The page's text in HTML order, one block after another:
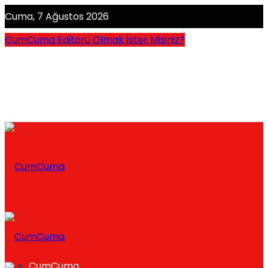
Cuma, 7 Ağustos 2026
CumCuma Editörü Olmak İster Misiniz?